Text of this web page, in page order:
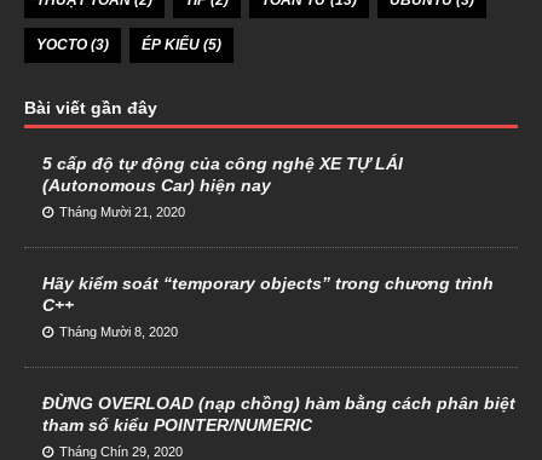
YOCTO(3) ÉP KIỂU (5)
Bài viết gần đây
5 cấp độ tự động của công nghệ XE TỰ LÁI
(Autonomous Car) hiện nay
Tháng Mười 21, 2020
Hãy kiểm soát “temporary objects” trong chương trình
C++
Tháng Mười 8, 2020
ĐỪNG OVERLOAD (nạp chồng) hàm bằng cách phân biệt
tham số kiểu POINTER/NUMERIC
Tháng Chín 29, 2020